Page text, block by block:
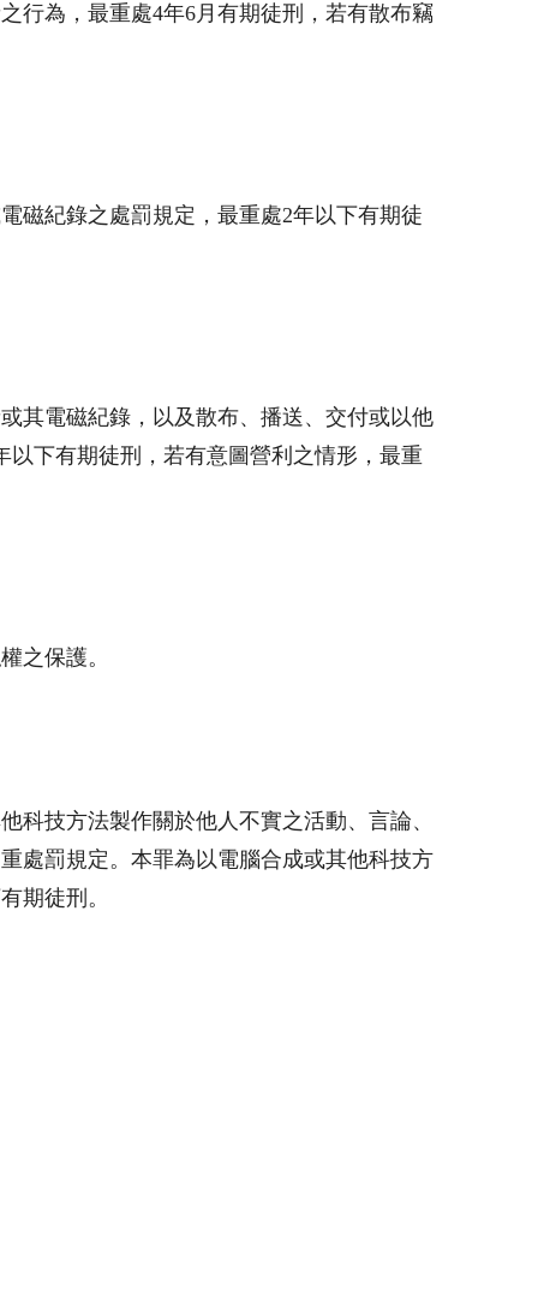
行為，最重處4年6月有期徒刑，若有散布竊
磁紀錄之處罰規定，最重處2年以下有期徒
其電磁紀錄，以及散布、播送、交付或以他
以下有期徒刑，若有意圖營利之情形，最重
之保護。
科技方法製作關於他人不實之活動、言論、
處罰規定。本罪為以電腦合成或其他科技方
期徒刑。